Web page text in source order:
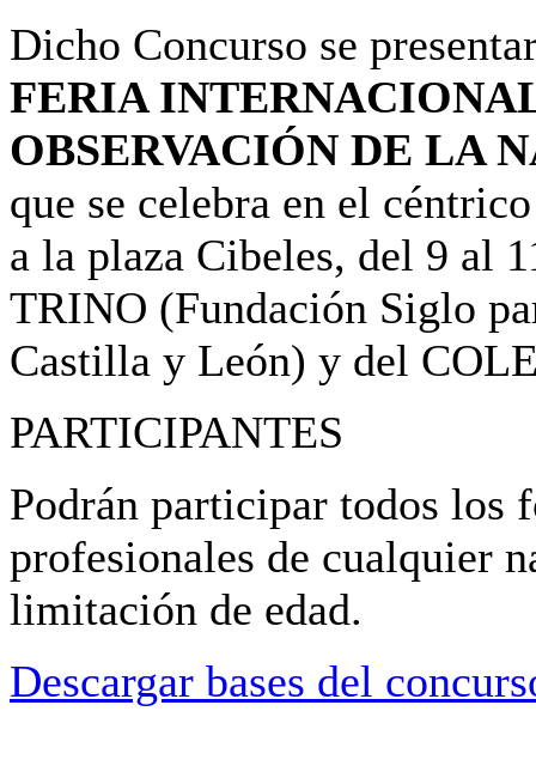
Dicho Concurso se
FERIA
OBSERVACIÓN DE LA
que se celebra en el
a la plaza Cibeles, del 9 al
TRINO (Fundación Siglo
Castilla y León) y del
PARTICIPANTES
Podrán participar todos los
profesionales de cualquier
limitación de edad.
Descargar bases del